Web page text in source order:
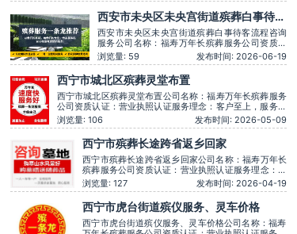
务：殡葬服务-灵堂布置-丧葬一条龙-殡仪车出
租-白事服务-灵车接运-殡葬用品-长途跨省殡葬
用车-下葬安葬礼仪服务，殡仪一条龙服务服务特
色：墓
西安市未央区未央宫街道殡葬白事待客
流程咨询服务
西安市未央区未央宫街道殡葬白事待客流程咨询
服务公司名称：福寿万年长殡葬服务公司资质认
证：营业执照认证服务理念：客户至上，服务至
上服务时间：全天在线用户评价：丧事一条龙服
务顺畅，解答耐心细致。主营服务：殡葬服务、
灵堂布置、丧葬一条龙、殡仪车出租、白事服
务、灵车接运、殡葬用品、长途跨省殡葬用车、
预约，下
浏览量: 59 发布时间: 2026-06-19
西宁市城北区殡葬灵堂布置
西宁市城北区殡葬灵堂布置公司名称：福寿万年长殡葬服务
公司资质认证：营业执照认证服务理念：客户至上，服务至
上服务时间：全天在线用户评价：丧事一条龙服务顺畅，解
答耐心细致。主营服务：殡葬服务、灵堂布置、丧葬一条
龙、殡仪车出租、白事服务、灵车接运、殡葬用品、长途跨
省殡葬用车、火化预约，下葬安葬礼仪服务，殡
浏览量: 106 发布时间: 2026-05-09
西宁市殡葬长途跨省返乡回家
西宁市殡葬长途跨省返乡回家公司名称：福寿万年长
殡葬服务公司资质认证：营业执照认证服务理念：客
户至上，服务至上服务时间：全天在线用户评价：丧
事一条龙服务顺畅，解答耐心细致。主营服务：殡葬
服务、灵堂布置、丧葬一条龙、殡仪车出租、白事服
务、灵车接运、殡葬用品、长途跨省殡葬用车、火化
预约，下葬安葬礼仪服务，
浏览量: 127 发布时间: 2026-04-19
西宁市虎台街道殡仪服务、灵车价格
西宁市虎台街道殡仪服务、灵车价格公司名称：福寿